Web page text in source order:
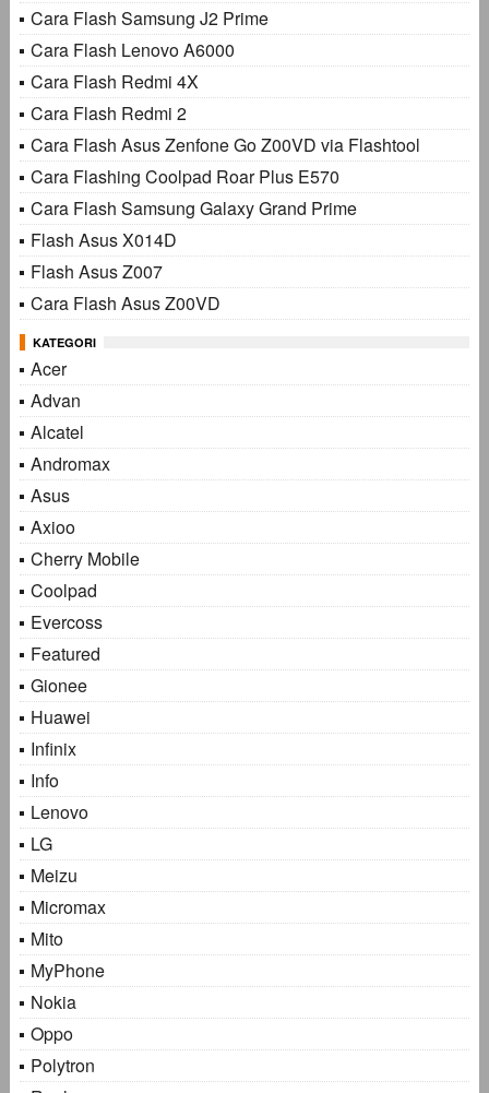
Cara Flash Samsung J2 Prime
Cara Flash Lenovo A6000
Cara Flash Redmi 4X
Cara Flash Redmi 2
Cara Flash Asus Zenfone Go Z00VD via Flashtool
Cara Flashing Coolpad Roar Plus E570
Cara Flash Samsung Galaxy Grand Prime
Flash Asus X014D
Flash Asus Z007
Cara Flash Asus Z00VD
KATEGORI
Acer
Advan
Alcatel
Andromax
Asus
Axioo
Cherry Mobile
Coolpad
Evercoss
Featured
Gionee
Huawei
Infinix
Info
Lenovo
LG
Meizu
Micromax
Mito
MyPhone
Nokia
Oppo
Polytron